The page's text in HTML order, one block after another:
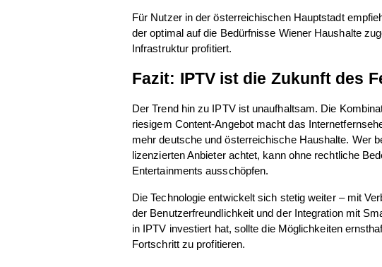
Für Nutzer in der österreichischen Hauptstadt
der optimal auf die Bedürfnisse Wiener Haushalte
Infrastruktur profitiert.
Fazit: IPTV ist die Zukunft des
Der Trend hin zu IPTV ist unaufhaltsam. Die
riesigem Content-Angebot macht das
mehr deutsche und österreichische Haushalte. Wer
lizenzierten Anbieter achtet, kann ohne rechtliche
Entertainments ausschöpfen.
Die Technologie entwickelt sich stetig weiter – mit
der Benutzerfreundlichkeit und der Integration mit
in IPTV investiert hat, sollte die Möglichkeiten
Fortschritt zu profitieren.